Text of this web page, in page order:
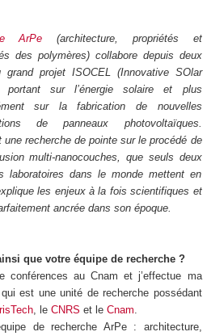
ArPe (architecture, propriétés et
des polymères) collabore depuis deux
grand projet ISOCEL (Innovative SOlar
portant sur l’énergie solaire et plus
sur la fabrication de nouvelles
de panneaux photovoltaïques.
une recherche de pointe sur le procédé de
multi-nanocouches, que seuls deux
laboratoires dans le monde mettent en
les enjeux à la fois scientifiques et
ancrée dans son époque.
que votre équipe de recherche ?
conférences au Cnam et j’effectue ma
est une unité de recherche possédant
, le CNRS et le Cnam
de recherche ArPe : architecture,